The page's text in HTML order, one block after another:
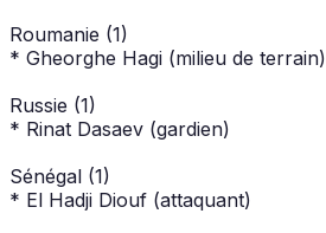
Roumanie (1)
* Gheorghe Hagi (milieu de terrain)
Russie (1)
* Rinat Dasaev (gardien)
Sénégal (1)
* El Hadji Diouf (attaquant)